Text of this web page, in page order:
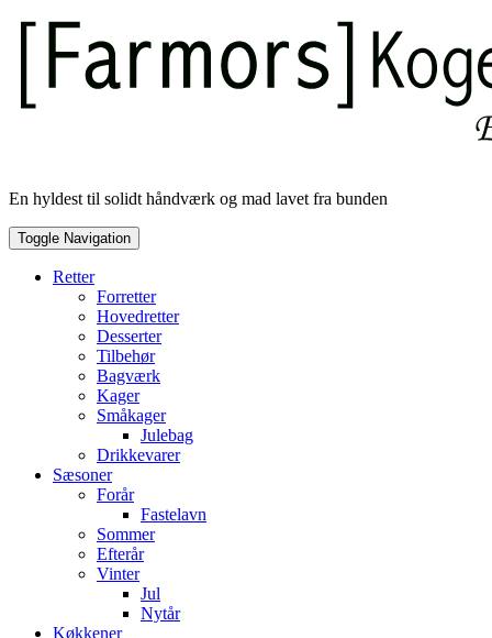
Skip
content
En hyldest til solidt håndværk og mad lavet fra bunden
Toggle Navigation
Retter
Forretter
Hovedretter
Desserter
Tilbehør
Bagværk
Kager
Småkager
Julebag
Drikkevarer
Sæsoner
Forår
Fastelavn
Sommer
Efterår
Vinter
Jul
Nytår
Køkkener